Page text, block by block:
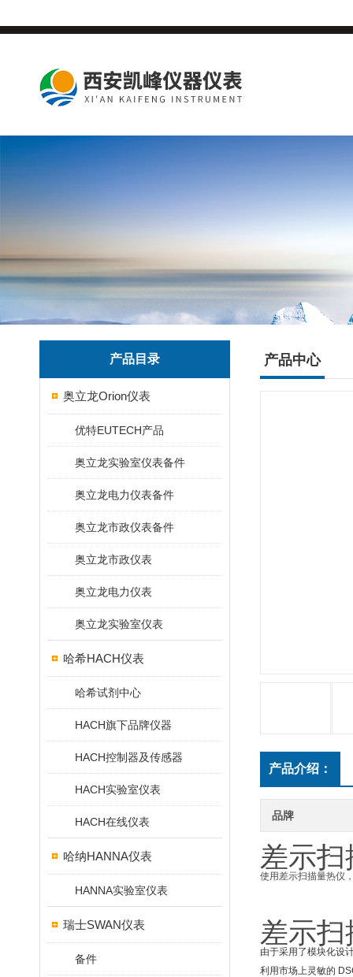
产品目录
奥立龙Orion仪表
优特EUTECH产品
奥立龙实验室仪表备件
奥立龙电力仪表备件
奥立龙市政仪表备件
奥立龙市政仪表
奥立龙电力仪表
奥立龙实验室仪表
哈希HACH仪表
哈希试剂中心
HACH旗下品牌仪器
HACH控制器及传感器
HACH实验室仪表
HACH在线仪表
哈纳HANNA仪表
HANNA实验室仪表
瑞士SWAN仪表
备件
产品中心
产品介绍：
品牌
差示
使用差示扫描量热仪
差示
由于采用了模块化设
利用市场上灵敏的